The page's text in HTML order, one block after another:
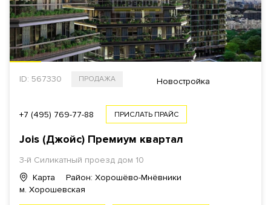
ID: 567330 ПРОДАЖА Новостройка
+7 (495) 769-77-88 ПРИСЛАТЬ ПРАЙС
Jois (Джойс) Премиум квартал
3-й Силикатный проезд дом 10
Карта
Район: Хорошёво-Мнёвники
м. Хорошевская